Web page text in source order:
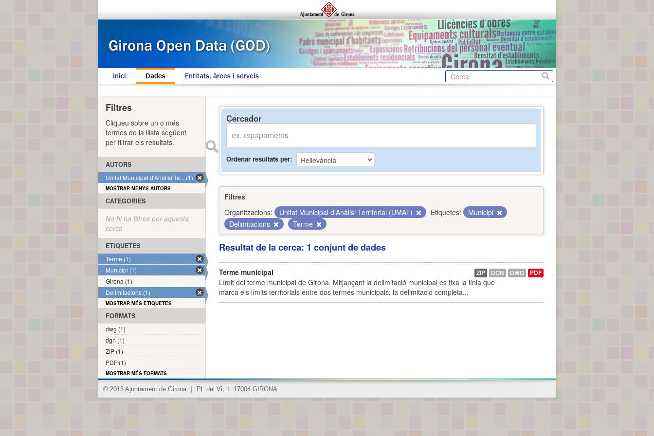
Inici Dades Entitats, àrees i serveis
Cercador
Ordenar resultats per
Filtres
Organitzacions:
Unitat Municipal d'Anàlisi Territorial (UMAT) Etiquetes:
Municipi
Delimitacions
Terme
Resultat de la cerca: 1 conjunt de dades
Terme municipal
Límit del terme municipal de Girona. Mitjançant la delimitació municipal es fixa la línia que
marca els límits territorials entre dos termes municipals; la delimitació completa...
ZIP DGN DWG PDF
Filtres
Cliqueu sobre un o més
termes de la llista següent
per filtrar els resultats.
AUTORS
Unitat Municipal d'Anàlisi Te... (1)
MOSTRAR MENYS AUTORS
CATEGORIES
No hi ha filtres per aquesta
cerca
ETIQUETES
Terme (1)
Municipi (1)
Girona (1)
Delimitacions (1)
MOSTRAR MÉS ETIQUETES
FORMATS
dwg (1)
dgn (1)
ZIP (1)
PDF (1)
MOSTRAR MÉS FORMATS
© 2013 Ajuntament de Girona Pl. del Vi, 1. 17004 GIRONA